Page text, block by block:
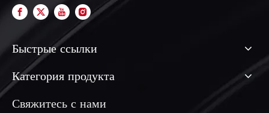
Быстрые ссылки
Категория продукта
Свяжитесь с нами